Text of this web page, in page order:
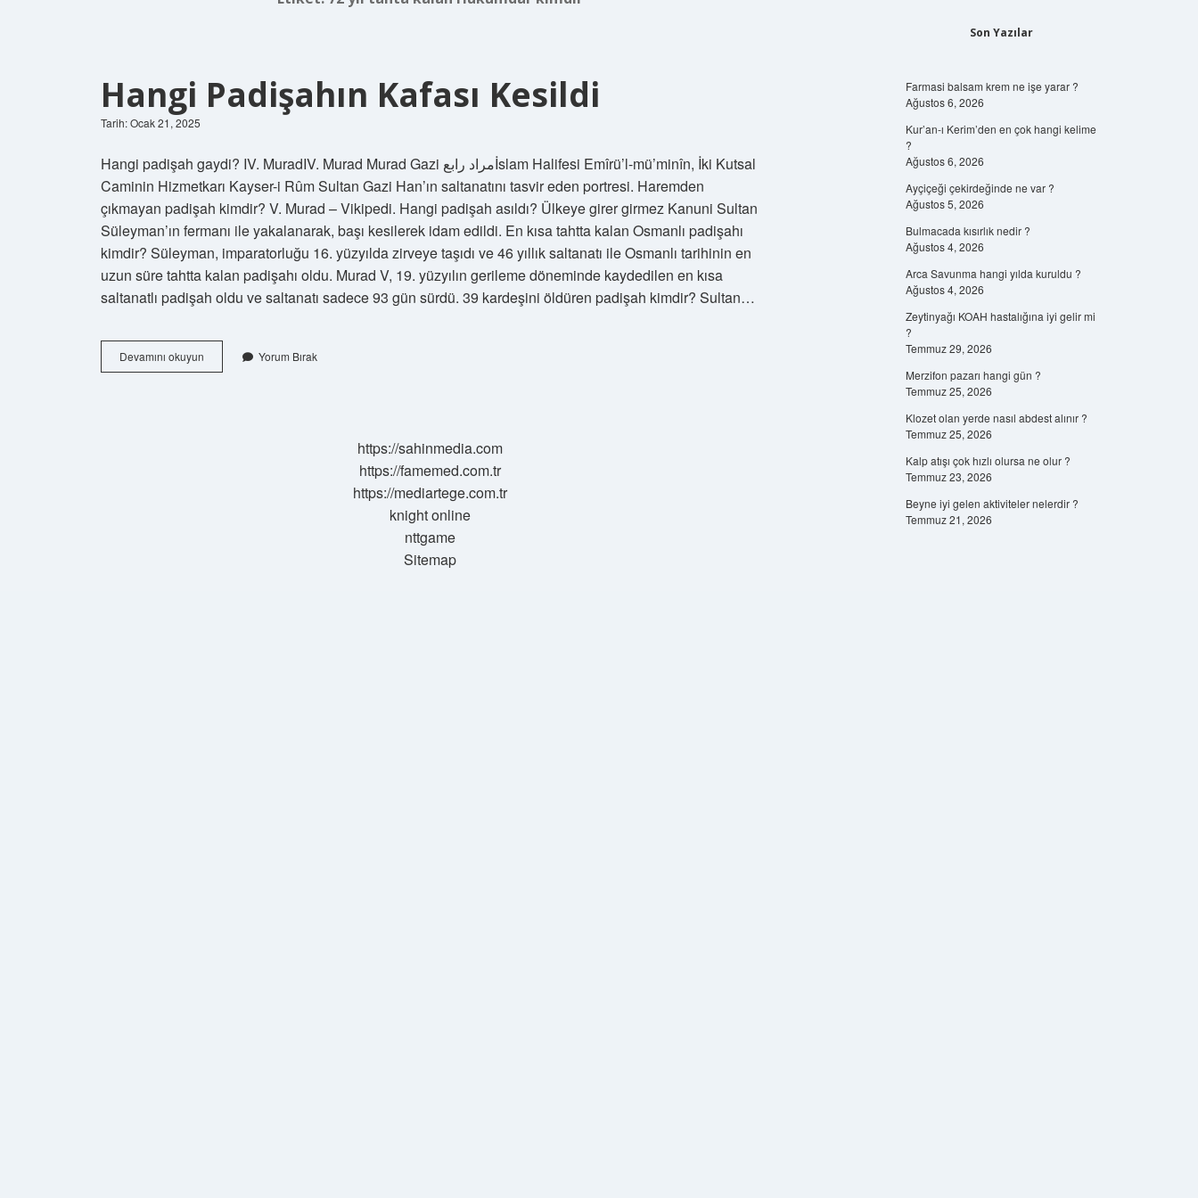
Hangi Padişahın Kafası Kesildi
Tarih: Ocak 21, 2025
Hangi padişah gaydi? IV. MuradIV. Murad Murad Gazi مراد رابعİslam Halifesi Emîrü’l-mü’minîn, İki Kutsal
Caminin Hizmetkarı Kayser-i Rûm Sultan Gazi Han’ın saltanatını tasvir eden portresi. Haremden
çıkmayan padişah kimdir? V. Murad – Vikipedi. Hangi padişah asıldı? Ülkeye girer girmez Kanuni Sultan
Süleyman’ın fermanı ile yakalanarak, başı kesilerek idam edildi. En kısa tahtta kalan Osmanlı padişahı
kimdir? Süleyman, imparatorluğu 16. yüzyılda zirveye taşıdı ve 46 yıllık saltanatı ile Osmanlı tarihinin en
uzun süre tahtta kalan padişahı oldu. Murad V, 19. yüzyılın gerileme döneminde kaydedilen en kısa
saltanatlı padişah oldu ve saltanatı sadece 93 gün sürdü. 39 kardeşini öldüren padişah kimdir? Sultan…
Devamını okuyun
Padişahın
Yorum Bırak
https://sahinmedia.com
https://famemed.com.tr
https://mediartege.com.tr
knight online
nttgame
Sitemap
Son Yazılar
Farmasi balsam krem ne işe yarar ?
Ağustos 6, 2026
Kur’an-ı Kerim’den en çok hangi kelime
?
Ağustos 6, 2026
Ayçiçeği çekirdeğinde ne var ?
Ağustos 5, 2026
Bulmacada kısırlık nedir ?
Ağustos 4, 2026
Arca Savunma hangi yılda kuruldu ?
Ağustos 4, 2026
Zeytinyağı KOAH hastalığına iyi gelir mi
?
Temmuz 29, 2026
Merzifon pazarı hangi gün ?
Temmuz 25, 2026
Klozet olan yerde nasıl abdest alınır ?
Temmuz 25, 2026
Kalp atışı çok hızlı olursa ne olur ?
Temmuz 23, 2026
Beyne iyi gelen aktiviteler nelerdir ?
Temmuz 21, 2026